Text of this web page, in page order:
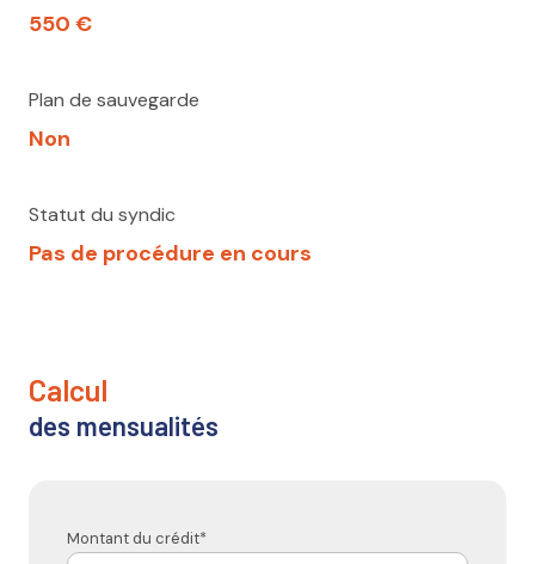
550 €
Plan de sauvegarde
Non
Statut du syndic
Pas de procédure en cours
calcul
des mensualités
Montant du crédit*